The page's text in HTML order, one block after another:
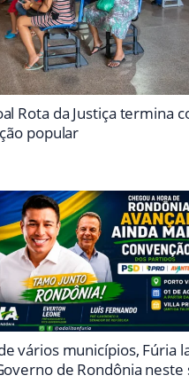
Rota da Justiça termina
popular
vários municípios, Fúria
de Rondônia neste